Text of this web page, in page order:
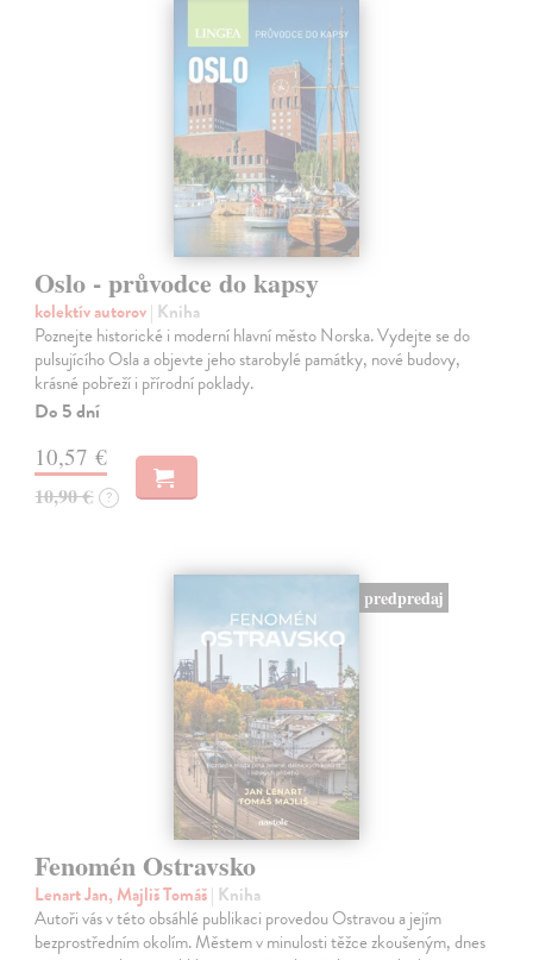
Oslo - průvodce do kapsy
kolektív autorov| Kniha
Poznejte historické i moderní hlavní město Norska. Vydejte se do
pulsujícího Osla a objevte jeho starobylé památky, nové budovy,
krásné pobřeží i přírodní poklady.
Do 5 dní
10,57 €
10,90 € ?
predpredaj
Fenomén Ostravsko
Lenart Jan, Majliš Tomáš| Kniha
Autoři vás v této obsáhlé publikaci provedou Ostravou a jejím
bezprostředním okolím. Městem v minulosti těžce zkoušeným, dnes